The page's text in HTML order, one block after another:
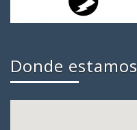
Donde estamos